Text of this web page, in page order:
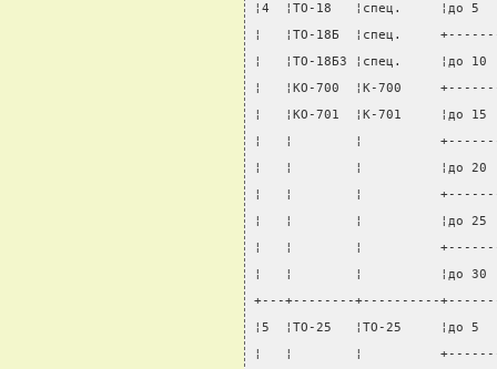
¦4  ¦ТО-18   ¦спец.     ¦до
¦   ¦ТО-18Б  ¦спец.
¦   ¦ТО-18БЗ ¦спец.     ¦до
¦   ¦КО-700  ¦К-700
¦   ¦КО-701  ¦К-701     ¦до
¦   ¦        ¦
¦   ¦        ¦          ¦до 20
¦   ¦        ¦
¦   ¦        ¦          ¦до 25
¦   ¦        ¦
¦   ¦        ¦          ¦до 30
+---+--------+----------
¦5  ¦ТО-25   ¦ТО-25     ¦до
¦   ¦        ¦